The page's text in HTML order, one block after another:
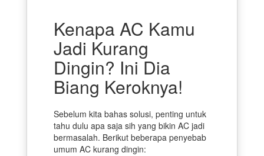
Kenapa AC Kamu
Jadi Kurang
Dingin? Ini Dia
Biang Keroknya!
Sebelum kita bahas solusi, penting untuk
tahu dulu apa saja sih yang bikin AC jadi
bermasalah. Berikut beberapa penyebab
umum AC kurang dingin: